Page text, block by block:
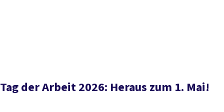
Tag der Arbeit 2026: Heraus zum 1. Mai!